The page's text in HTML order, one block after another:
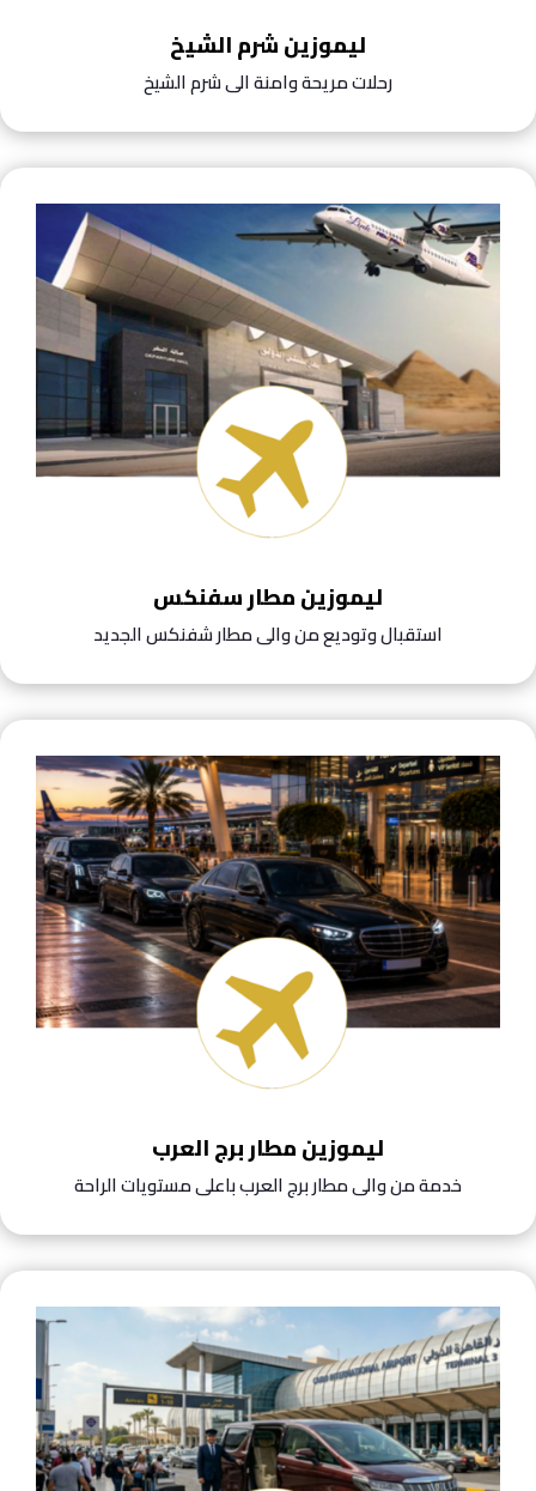
ليموزين شرم الشيخ
رحلات مريحة وامنة الى شرم الشيخ
ليموزين مطار سفنكس
استقبال وتوديع من والى مطار شفنكس الجديد
ليموزين مطار برج العرب
خدمة من والى مطار برج العرب باعلى مستويات الراحة